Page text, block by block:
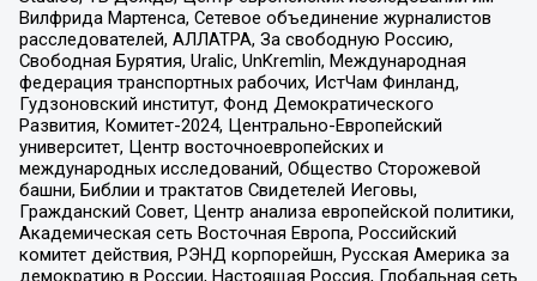
Вилфрида Мартенса, Сетевое объединение журналистов
расследователей, АЛЛАТРА, За свободную Россию,
Свободная Бурятия, Uralic, UnKremlin, Международная
федерация транспортных рабочих, ИстЧам Финланд,
Гудзоновский институт, Фонд Демократического
Развития, Комитет-2024, Центрально-Европейский
университет, Центр восточноевропейских и
международных исследований, Общество Сторожевой
башни, Библии и трактатов Свидетелей Иеговы,
Гражданский Совет, Центр анализа европейской политики,
Академическая сеть Восточная Европа, Российский
комитет действия, РЭНД корпорейшн, Русская Америка за
демократию в России, Настоящая Россия, Глобальная сеть